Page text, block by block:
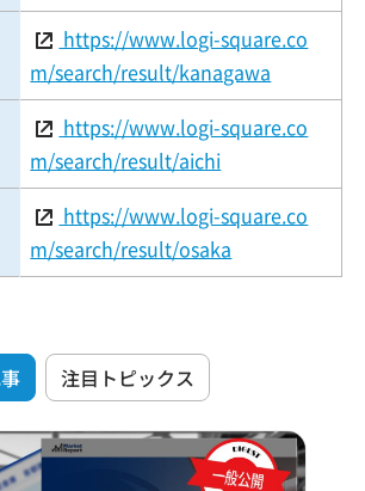
https://www.logi-square.co
m/search/result/kanagawa
https://www.logi-square.co
m/search/result/aichi
https://www.logi-square.co
m/search/result/osaka
注目トピックス